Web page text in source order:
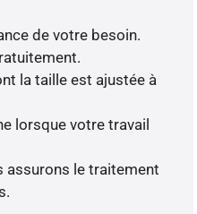
de votre besoin.
la taille est ajustée à
lorsque votre travail
assurons le traitement